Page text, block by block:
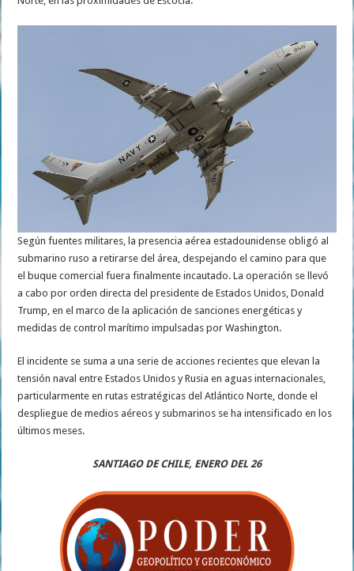
Según fuentes militares, la presencia aérea estadounidense obligó al
submarino ruso a retirarse del área, despejando el camino para que
el buque comercial fuera finalmente incautado. La operación se llevó
a cabo por orden directa del presidente de Estados Unidos, Donald
Trump, en el marco de la aplicación de sanciones energéticas y
medidas de control marítimo impulsadas por Washington.
El incidente se suma a una serie de acciones recientes que elevan la
tensión naval entre Estados Unidos y Rusia en aguas internacionales,
particularmente en rutas estratégicas del Atlántico Norte, donde el
despliegue de medios aéreos y submarinos se ha intensificado en los
últimos meses.
SANTIAGO DE CHILE, ENERO DEL 26